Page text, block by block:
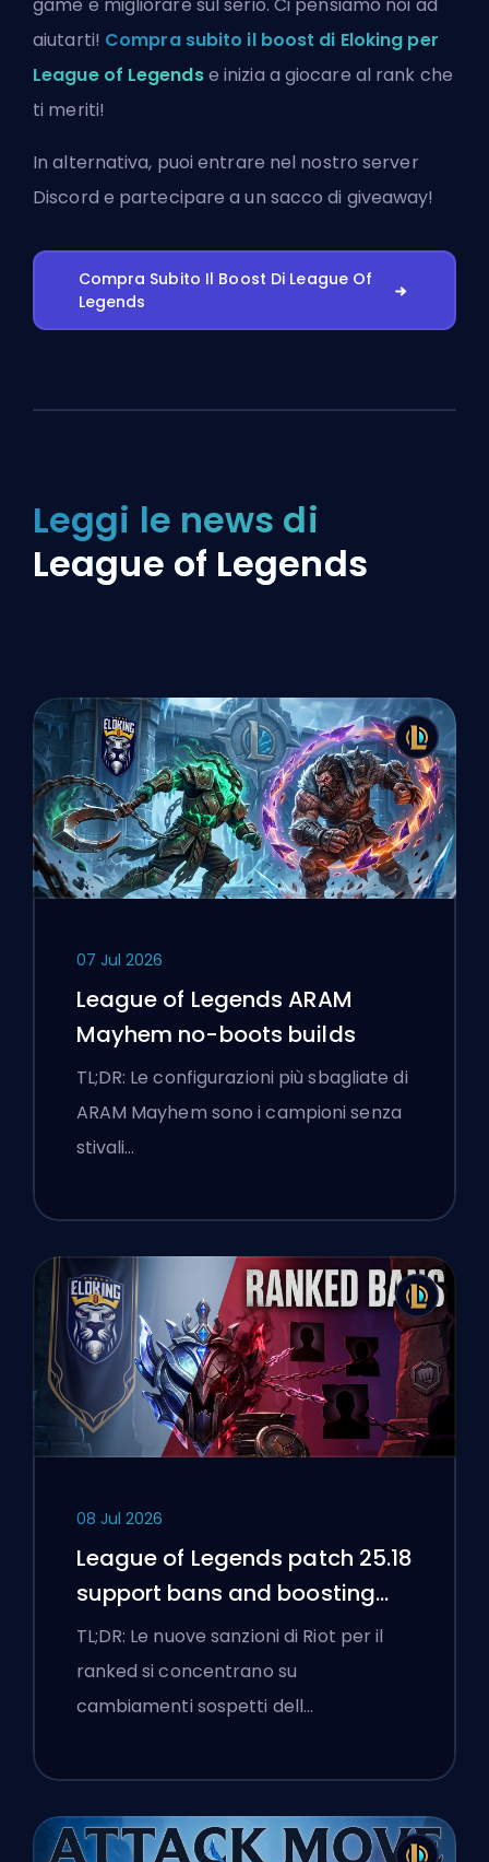
game e migliorare sul serio. Ci pensiamo noi ad
aiutarti! Compra subito il boost di Eloking per
League of Legendse inizia a giocare al rank che
ti meriti!
In alternativa, puoientrare nel nostro server
Discord e partecipare a un sacco di giveaway!
Compra Subito Il Boost Di League Of
Legends
Leggi le news di
League of Legends
07 Jul 2026
League of Legends ARAM
Mayhem no-boots builds
TL;DR: Le configurazioni più sbagliate di
ARAM Mayhem sono i campioni senza
stivali…
08 Jul 2026
League of Legends patch 25.18
support bans and boosting
flags
TL;DR: Le nuove sanzioni di Riot per il
ranked si concentrano su
cambiamenti sospetti dell…